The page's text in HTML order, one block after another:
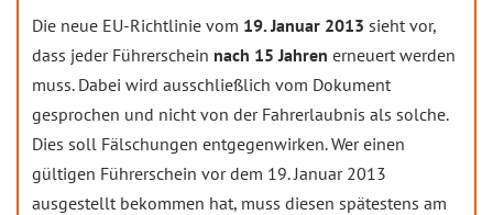
Die neue EU-Richtlinie vom 19. Januar 2013 sieht vor,
dass jeder Führerschein nach 15 Jahren erneuert werden
muss. Dabei wird ausschließlich vom Dokument
gesprochen und nicht von der Fahrerlaubnis als solche.
Dies soll Fälschungen entgegenwirken. Wer einen
gültigen Führerschein vor dem 19. Januar 2013
ausgestellt bekommen hat, muss diesen spätestens am